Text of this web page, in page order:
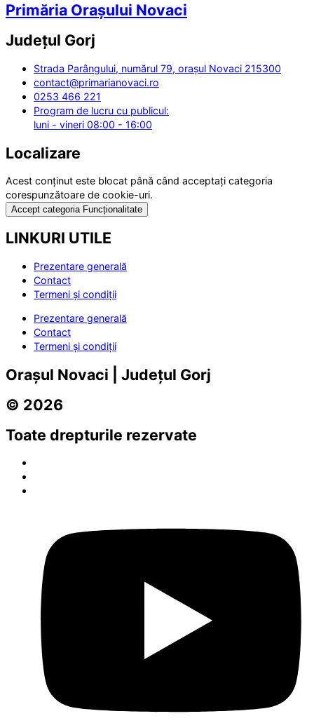
Primăria Orașului Novaci
Județul Gorj
Strada Parângului, numărul 79, orașul Novaci 215300
contact@primarianovaci.ro
0253 466 221
Program de lucru cu publicul:
luni - vineri 08:00 - 16:00
Localizare
Acest conținut este blocat până când acceptați categoria
corespunzătoare de cookie-uri.
Accept categoria Funcționalitate
LINKURI UTILE
Prezentare generală
Contact
Termeni și condiții
Prezentare generală
Contact
Termeni și condiții
Orașul Novaci | Județul Gorj
© 2026
Toate drepturile rezervate